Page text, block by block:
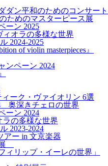
ダン平和のためのコンサート
ためのマスターピース展
ーン 2025
オラの多様な世界
2024-2025
of violin masterpieces』
ンペーン 2024
ーク・ヴァイオリン 6選
奥深きチェロの世界
ーン 2024
の多様な世界
2023-2024
アー in 文京楽器
展
ィリップ・イーレの世界」